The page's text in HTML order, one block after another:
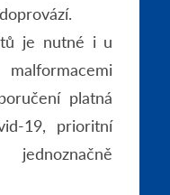
je nutné i u
platná
19, prioritní